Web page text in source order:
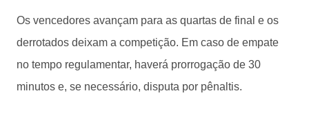
Os vencedores avançam para as quartas de final e os
derrotados deixam a competição. Em caso de empate
no tempo regulamentar, haverá prorrogação de 30
minutos e, se necessário, disputa por pênaltis.